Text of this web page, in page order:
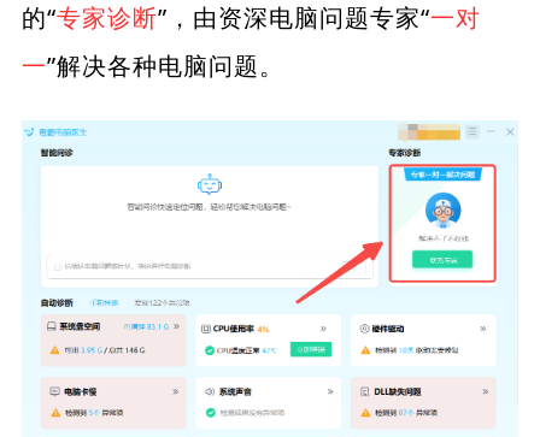
的“专家诊断”，由资深电脑问题专家“一对
一”解决各种电脑问题。